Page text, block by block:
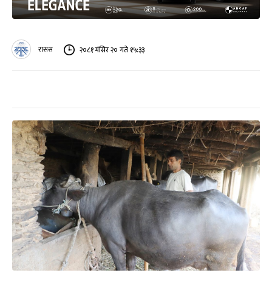
रासस २०८१ मंसिर २० गते १५:३३